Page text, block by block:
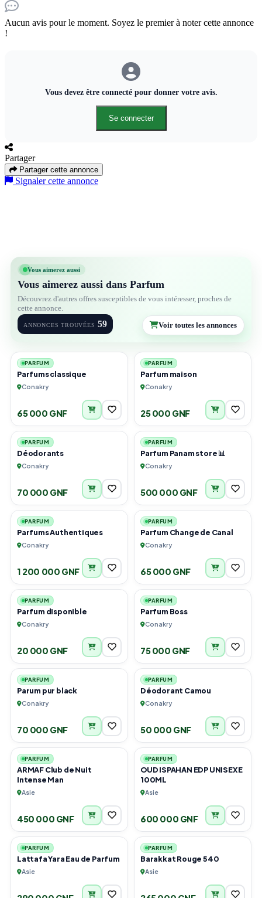
Aucun avis pour le moment. Soyez le premier à noter cette annonce
!
Vous devez être connecté pour donner votre avis.
Se connecter
Partager
Partager cette annonce
Signaler cette annonce
Vous aimerez aussi
Vous aimerez aussi dans Parfum
Découvrez d'autres offres susceptibles de vous intéresser, proches de
cette annonce.
ANNONCES TROUVÉES 59 Voir toutes les annonces
PARFUM
Parfums classique
Conakry
65 000 GNF
PARFUM
Parfum maison
Conakry
25 000 GNF
2
PARFUM
Déodorants
Conakry
70 000 GNF
4
PARFUM
Parfum Panam store 📊
Conakry
500 000 GNF
2
PARFUM
Parfums Authentiques
Conakry
1 200 000 GNF
1
PARFUM
Parfum Change de Canal
Conakry
65 000 GNF
3
PARFUM
Parfum disponible
Conakry
20 000 GNF
2
PARFUM
Parfum Boss
Conakry
75 000 GNF
3
PARFUM
Parum pur black
Conakry
70 000 GNF
1
PARFUM
Déodorant Camou
Conakry
50 000 GNF
2
PARFUM
ARMAF Club de Nuit
Intense Man
Asie
450 000 GNF
3
PARFUM
OUD ISPAHAN EDP UNISEXE
100ML
Asie
600 000 GNF
2
PARFUM
Lattafa Yara Eau de Parfum
Asie
2
PARFUM
Barakkat Rouge 540
Asie